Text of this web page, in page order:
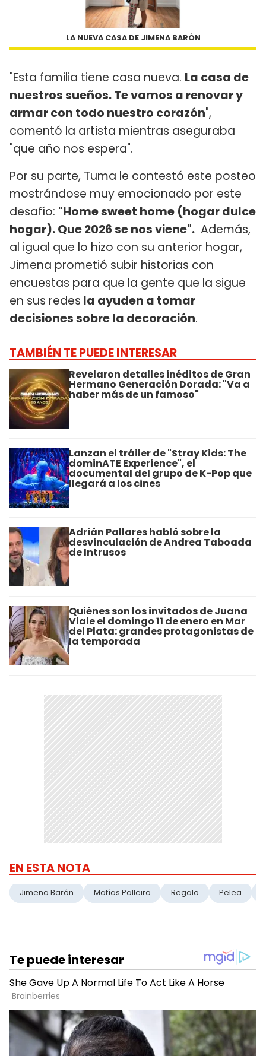
LA NUEVA CASA DE JIMENA BARÓN
"Esta familia tiene casa nueva. La casa de
nuestros sueños. Te vamos a renovar y
armar con todo nuestro corazón",
comentó la artista mientras aseguraba
"que año nos espera".
Por su parte, Tuma le contestó este posteo
mostrándose muy emocionado por este
desafío: "Home sweet home (hogar dulce
hogar). Que 2026 se nos viene". Además,
al igual que lo hizo con su anterior hogar,
Jimena prometió subir historias con
encuestas para que la gente que la sigue
en sus redes la ayuden a tomar
decisiones sobre la decoración.
TAMBIÉN TE PUEDE INTERESAR
Revelaron detalles inéditos de Gran
Hermano Generación Dorada: "Va a
haber más de un famoso"
Lanzan el tráiler de "Stray Kids: The
dominATE Experience", el
documental del grupo de K-Pop que
llegará a los cines
Adrián Pallares habló sobre la
desvinculación de Andrea Taboada
de Intrusos
Quiénes son los invitados de Juana
Viale el domingo 11 de enero en Mar
del Plata: grandes protagonistas de
la temporada
EN ESTA NOTA
Jimena Barón Matías Palleiro Regalo Pelea